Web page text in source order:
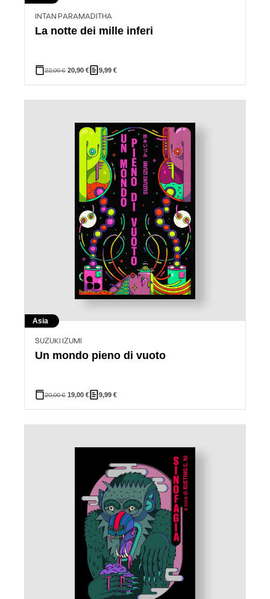
INTAN PARAMADITHA
La notte dei mille inferi
22,00€ 20,90 € 9,99 €
Asia
SUZUKI IZUMI
Un mondo pieno di vuoto
20,00€ 19,00 € 9,99 €